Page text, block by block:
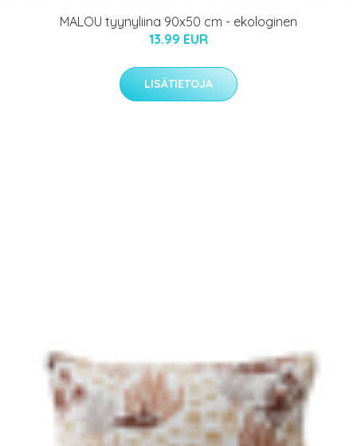
MALOU tyynyliina 90x50 cm - ekologinen
13.99 EUR
LISÄTIETOJA